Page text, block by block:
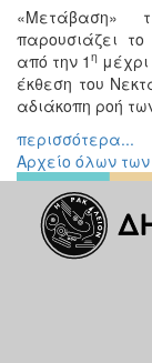
ΔΗΜΟΣ
ΠΟΛΙΤΙΣΜΟΣ
ΑΝΘΕΚΤΙΚΗ
ΠΟΛΗ
«Μετάβαση»
παρουσιάζει
από την 1 η
έκθεση του
αδιάκοπη ροή
περισσότερα...
Αρχείο όλων